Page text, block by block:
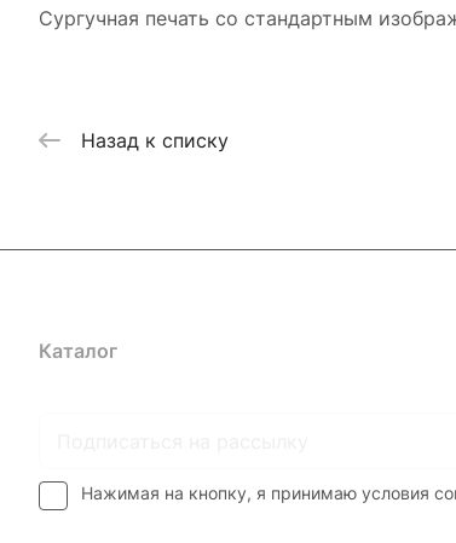
Сургучная печать со стандартным
Назад к списку
Каталог
Нажимая на кнопку, я принимаю условия